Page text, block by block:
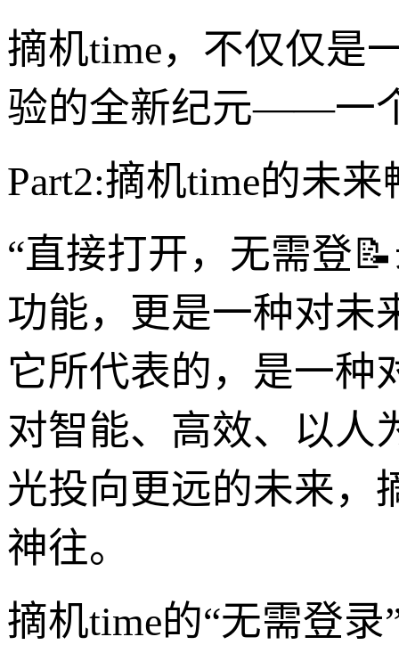
摘机time，不仅仅是
验的全新纪元——一
Part2:摘机time的未
“直接打开，无需登
功能，更是一种对未
它所代表的，是一种
对智能、高效、以人
光投向更远的未来，
神往。
摘机time的“无需登